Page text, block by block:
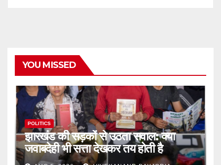
YOU MISSED
POLITICS
झारखंड की सड़कों से उठता सवाल: क्या
जवाबदेही भी सत्ता देखकर तय होती है